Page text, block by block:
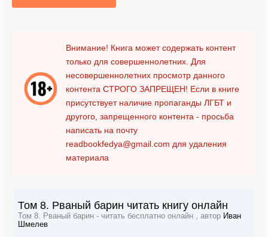
Внимание! Книга может содержать контент
только для совершеннолетних. Для
несовершеннолетних просмотр данного
контента СТРОГО ЗАПРЕЩЕН! Если в книге
присутствует наличие пропаганды ЛГБТ и
другого, запрещенного контента - просьба
написать на почту
readbookfedya@gmail.com для удаления
материала
Том 8. Рваный барин читать книгу онлайн
Том 8. Рваный барин - читать бесплатно онлайн , автор Иван
Шмелев